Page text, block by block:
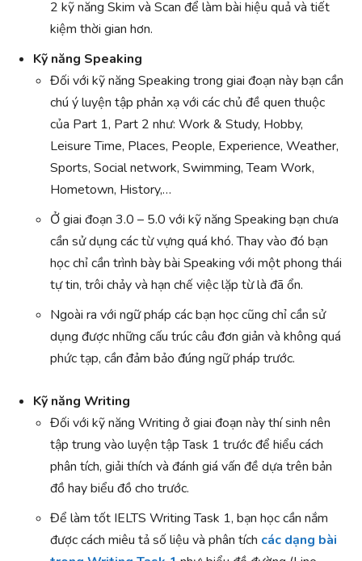
2 kỹ năng Skim và Scan để làm bài hiệu quả và tiết
kiệm thời gian hơn.
Kỹ năng Speaking
Đối với kỹ năng Speaking trong giai đoạn này bạn cần
chú ý luyện tập phản xạ với các chủ đề quen thuộc
của Part 1, Part 2 như: Work & Study, Hobby,
Leisure Time, Places, People, Experience, Weather,
Sports, Social network, Swimming, Team Work,
Hometown, History,…
Ở giai đoạn 3.0 – 5.0 với kỹ năng Speaking bạn chưa
cần sử dụng các từ vựng quá khó. Thay vào đó bạn
học chỉ cần trình bày bài Speaking với một phong thái
tự tin, trôi chảy và hạn chế việc lặp từ là đã ổn.
Ngoài ra với ngữ pháp các bạn học cũng chỉ cần sử
dụng được những cấu trúc câu đơn giản và không quá
phức tạp, cần đảm bảo đúng ngữ pháp trước.
Kỹ năng Writing
Đối với kỹ năng Writing ở giai đoạn này thí sinh nên
tập trung vào luyện tập Task 1 trước để hiểu cách
phân tích, giải thích và đánh giá vấn đề dựa trên bản
đồ hay biểu đồ cho trước.
Để làm tốt IELTS Writing Task 1, bạn học cần nắm
được cách miêu tả số liệu và phân tích các dạng bài